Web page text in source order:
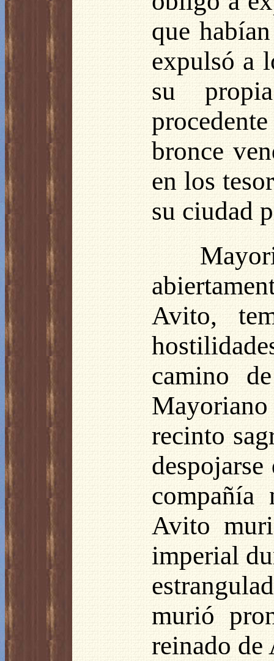
que
expulsó a
su
bronce
en los
su ciudad
Avito,
camino
recinto
Avito
imperial
murió
reinado de